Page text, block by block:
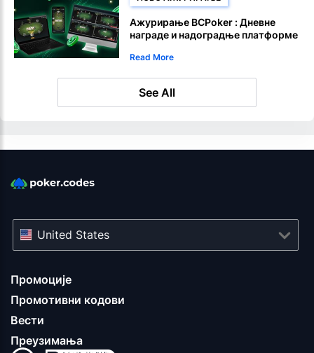
Ажурирање BCPoker : Дневне
награде и надоградње платформе
Read More
See All
Промоције
Промотивни кодови
Вести
Преузимања
United States